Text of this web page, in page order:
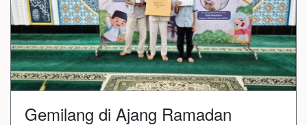
Gemilang di Ajang Ramadan